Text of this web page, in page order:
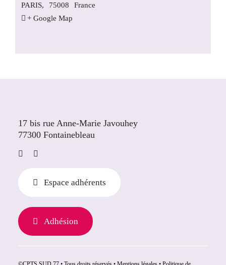
PARIS, 75008
France
+ Google Map
17 bis rue Anne-Marie Javouhey
77300 Fontainebleau
Espace adhérents
Adhésion